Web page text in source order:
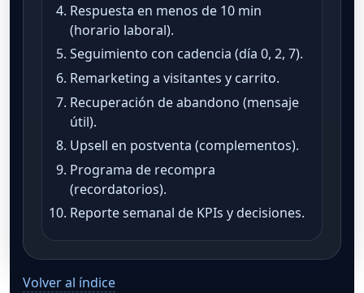
Respuesta en menos de 10 min
(horario laboral).
Seguimiento con cadencia (día 0, 2, 7).
Remarketing a visitantes y carrito.
Recuperación de abandono (mensaje
útil).
Upsell en postventa (complementos).
Programa de recompra
(recordatorios).
Reporte semanal de KPIs y decisiones.
Volver al índice